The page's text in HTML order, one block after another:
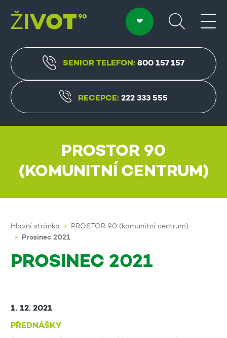
SENIOR TELEFON:800 157 157
RECEPCE:222 333 555
PROSTOR 90
(KOMUNITNÍ CENTRUM)
Hlavní stránka PROSTOR 90 (komunitní centrum)
Prosinec 2021
PROSINEC 2021
1. 12. 2021
PŘEDNÁŠKY